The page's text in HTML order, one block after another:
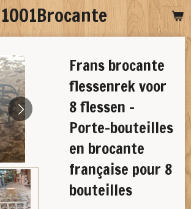
1001Brocante
Frans brocante
flessenrek voor
8 flessen -
Porte-bouteilles
en brocante
française pour 8
bouteilles